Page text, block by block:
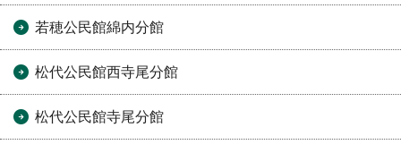
若穂公民館綿内分館
松代公民館西寺尾分館
松代公民館寺尾分館